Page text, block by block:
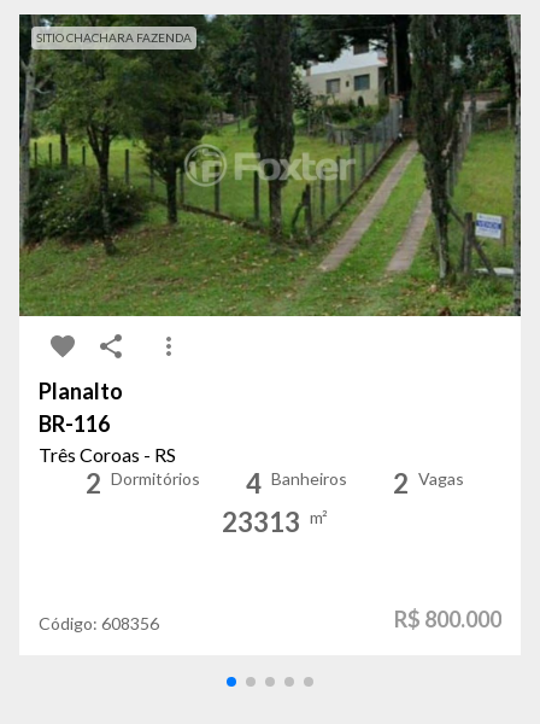
SITIO CHACHARA FAZENDA
Planalto
BR-116
Três Coroas - RS
2 Dormitórios 4 Banheiros 2 Vagas
23313 m²
Código: 608356 R$ 800.000